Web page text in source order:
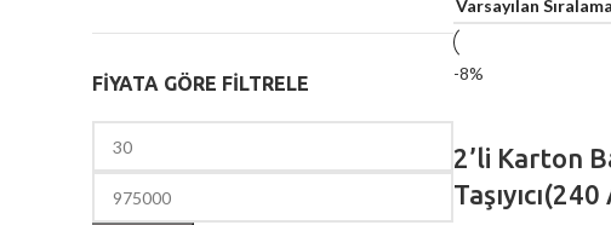
FIYATA GÖRE FILTRELE -8%
2’li Karton